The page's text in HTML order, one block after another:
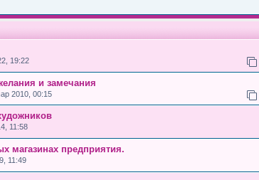
19:22
и замечания
2010, 00:15
11:58
магазинах предприятия.
11:49